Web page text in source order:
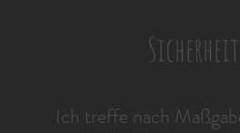
Ich treffe nach